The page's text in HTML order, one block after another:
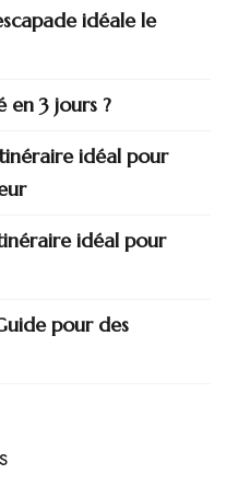
idéale le
en 3 jours ?
idéal pour
idéal pour
pour des